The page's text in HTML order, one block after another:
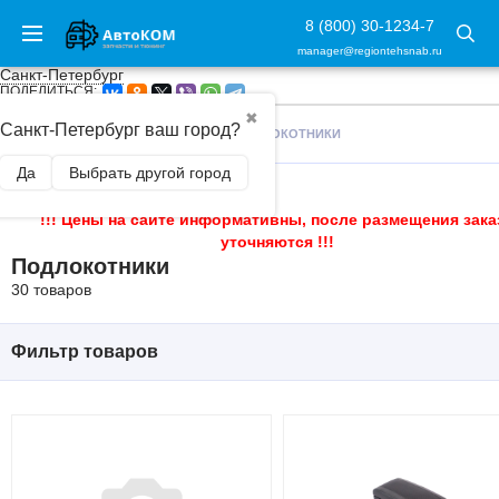
8 (800) 30-1234-7
manager@regiontehsnab.ru
Санкт-Петербург
✖
Санкт-Петербург ваш город?
Да Выбрать другой город
ПОДЕЛИТЬСЯ:
ГЛАВНАЯ / ТЮНИНГ САЛОНА / ПОДЛОКОТНИКИ
!!! Цены на сайте информативны, после размещения
уточняются !!!
Подлокотники
30 товаров
Фильтр товаров